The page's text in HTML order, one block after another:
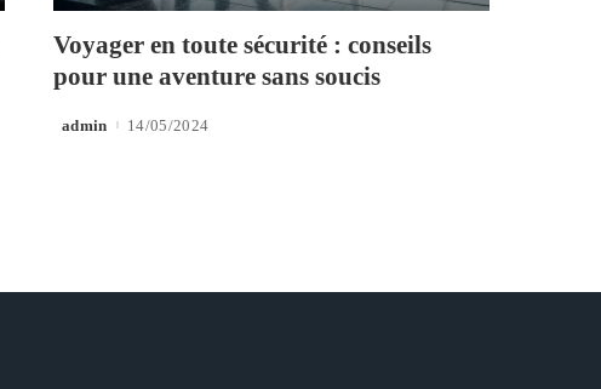
Voyager en toute sécurité : conseils
pour une aventure sans soucis
Posted
admin 14/05/2024